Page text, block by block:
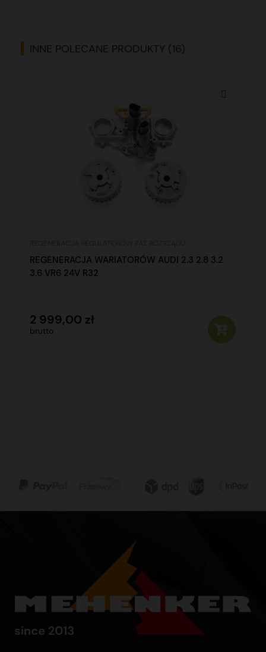
INNE POLECANE PRODUKTY (16)
REGENERACJA WARIATORÓW AUDI 2.3 2.8 3.2
3.6 VR6 24V R32
2 999,00 zł
brutto